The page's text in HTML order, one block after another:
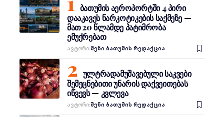
ბათუმის აეროპორტში 4 პირი
დააკავეს ნარკოტიკების საქმეზე —
მათ 20 წლამდე პატიმრობა
ემუქრებათ
Ავტორი:შენი ბათუმის რედაქცია
ულტრადამუშავებული საკვები
შემეცნებითი უნარის დაქვეითებას
იწვევს — კვლევა
Ავტორი:შენი ბათუმის რედაქცია